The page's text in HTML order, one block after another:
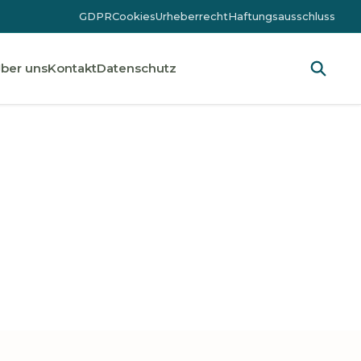
GDPRCookiesUrheberrechtHaftungsausschluss
unsKontaktDatenschutz